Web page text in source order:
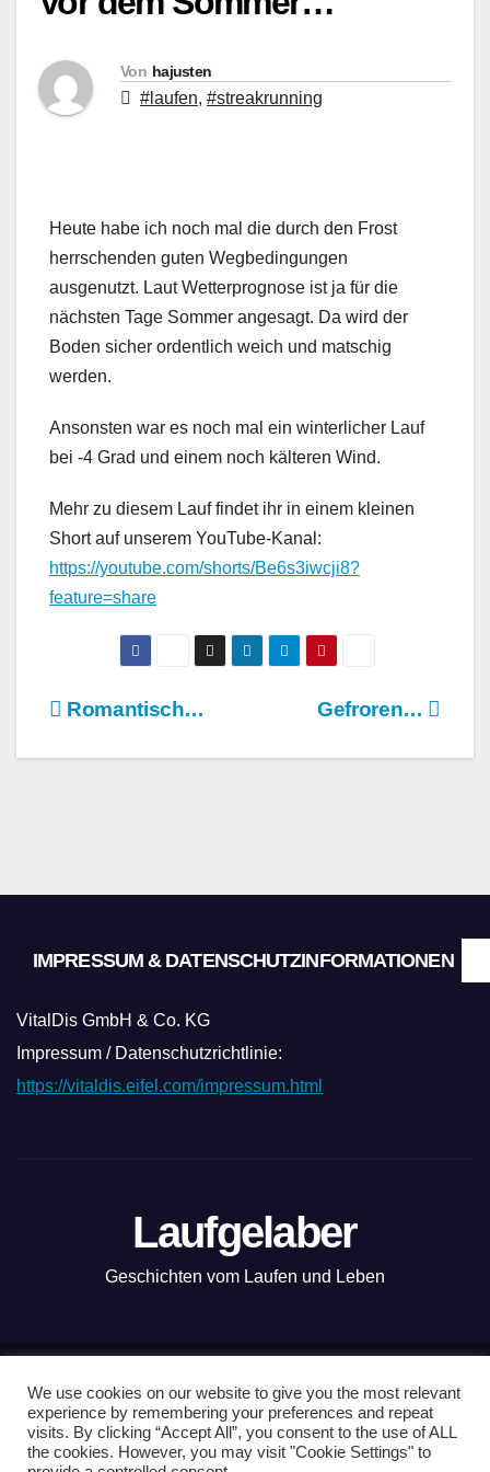
Von hajusten
#laufen, #streakrunning
Heute habe ich noch mal die durch den Frost
herrschenden guten Wegbedingungen
ausgenutzt. Laut Wetterprognose ist ja für die
nächsten Tage Sommer angesagt. Da wird der
Boden sicher ordentlich weich und matschig
werden.
Ansonsten war es noch mal ein winterlicher Lauf
bei -4 Grad und einem noch kälteren Wind.
Mehr zu diesem Lauf findet ihr in einem kleinen
Short auf unserem YouTube-Kanal:
https://youtube.com/shorts/Be6s3iwcji8?
feature=share
BeitragsnavigationGefroren…
Romantisch…
IMPRESSUM & DATENSCHUTZINFORMATIONEN
VitalDis GmbH & Co. KG
Impressum / Datenschutzrichtlinie:
https://vitaldis.eifel.com/impressum.html
Laufgelaber
Geschichten vom Laufen und Leben
Mit Stolz präsentiert von WordPress
Theme: News Live by
Themeansar.
Nordkap100 Vanlauf Kopenhagen-Tour
We use cookies on our website to give you the most relevant
experience by remembering your preferences and repeat
visits. By clicking “Accept All”, you consent to the use of ALL
the cookies. However, you may visit "Cookie Settings" to